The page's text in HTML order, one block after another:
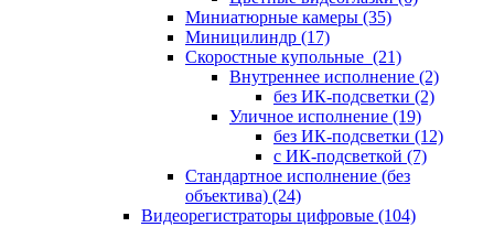
Миниатюрные камеры (35)
Миницилиндр (17)
Скоростные купольные (21)
Внутреннее исполнение (2)
без ИК-подсветки (2)
Уличное исполнение (19)
без ИК-подсветки (12)
с ИК-подсветкой (7)
Стандартное исполнение (без
объектива) (24)
Видеорегистраторы цифровые (104)